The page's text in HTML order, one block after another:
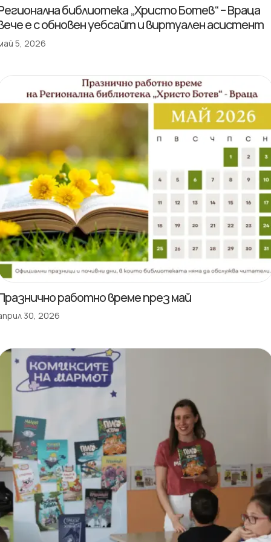
библиотека „Христо Ботев“ – Враца
е с обновен уебсайт и виртуален асистент
5, 2026
работно време през май
30, 2026